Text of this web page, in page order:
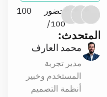
حضور
100/
100
المتحدث:
محمد العارف
مدير تجربة
المستخدم وخبير
أنظمة التصميم